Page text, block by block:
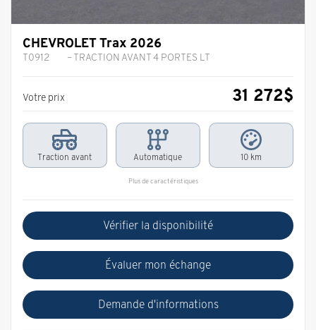
CHEVROLET Trax 2026
T0912 – TRACTION AVANT 4 PORTES LT
Votre prix 31 272$
Traction avant Automatique 10 km
Plus de caractéristiques
Vérifier la disponibilité
Évaluer mon échange
Demande d'informations